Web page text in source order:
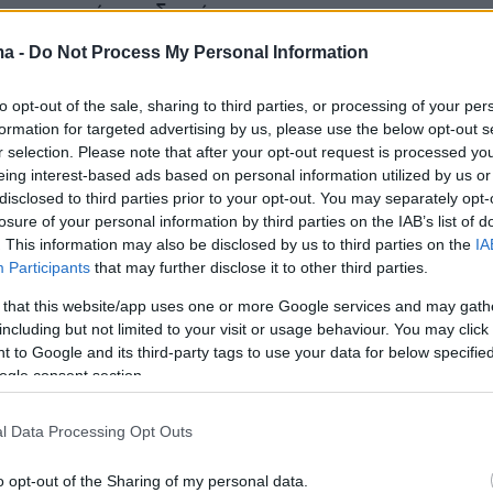
- Do Not Process My Personal Information
opt-out of the sale, sharing to third parties, or processing of your
for targeted advertising by us, please use the below opt-out
selection. Please note that after your opt-out request is processed
interest-based ads based on personal information utilized by us
to third parties prior to your opt-out. You may separately
of your personal information by third parties on the IAB’s list of
This information may also be disclosed by us to third parties on the
Participants that may further disclose it to other third parties.
that this website/app uses one or more Google services and may
but not limited to your visit or usage behaviour. You may
to Google and its third-party tags to use your data for below
consent section.
Data Processing Opt Outs
opt-out of the Sharing of my personal data.
σκοπό την διακίνηση.
δεν θέλει να πάει σχολείο», λέει ο
κατήγγειλε τον βιασμό του 5χρονου γιου
του
στο κέντρο της Βηρυτού - Στόχος
«Αδελφοί Μουσουλμάνοι», τρεις νεκροί
το χρυσό δελτίο των 18,6 εκατ. ευρώ
protothema.gr στο Google Newsκαι μάθετε πρώτοι